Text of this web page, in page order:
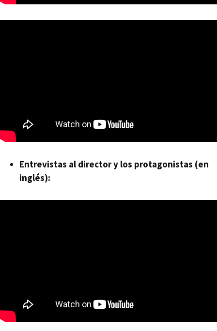
Entrevistas al director y los protagonistas (en
inglés):